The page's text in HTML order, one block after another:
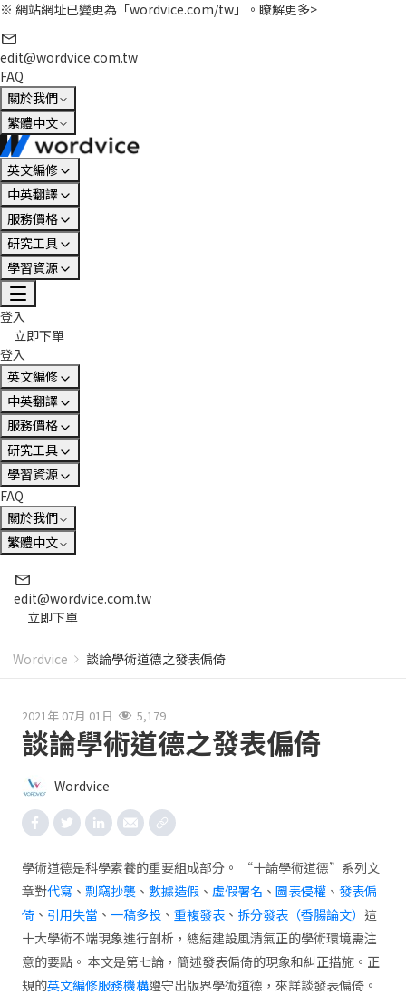
※ 網站網址已變更為「wordvice.com/tw」。 瞭解更多>
edit@wordvice.com.tw
FAQ
關於我們
繁體中文
英文編修
中英翻譯
服務價格
研究工具
學習資源
登入
立即下單
登入
英文編修
中英翻譯
服務價格
研究工具
學習資源
FAQ
關於我們
繁體中文
edit@wordvice.com.tw
立即下單
Wordvice 談論學術道德之發表偏倚
2021年 07月 01日 5,179
談論學術道德之發表偏倚
Wordvice
學術道德是科學素養的重要組成部分。 “十論學術道德”系列文
章對代寫 、 剽竊抄襲、 數據造假 、 虛假署名 、 圖表侵權、 發表偏
倚、 引用失當 、 一稿多投、 重複發表、 拆分發表（香腸論文） 這
十大學術不端現象進行剖析，總結建設風清氣正的學術環境需注
意的要點。 本文是第七論，簡述發表偏倚的現象和糾正措施。正
規的英文編修服務機構遵守出版界學術道德，來詳談發表偏倚。